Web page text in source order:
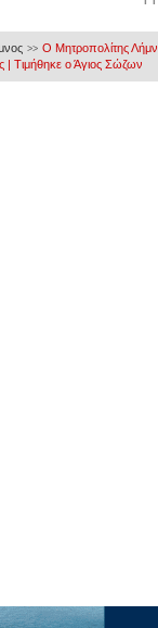
>> Ο Μητροπολίτης
| Τιμήθηκε ο Άγιος Σώζων